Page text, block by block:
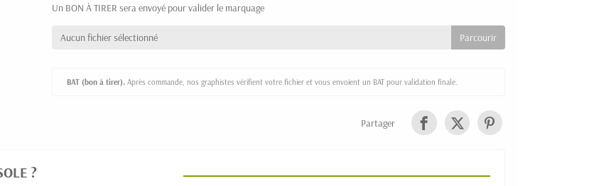
Un BON À TIRER sera envoyé pour valider le marquage
Aucun fichier sélectionné
BAT (bon à tirer). Après commande, nos graphistes vérifient votre fichier et vous envoient un BAT pour validation finale.
Partager
?